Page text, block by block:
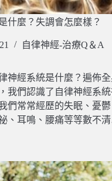
什麼？失調會怎麼樣？
自律神經-治療Q＆A
神經系統是什麼？遍佈
我們認識了自律神經系
們常常經歷的失眠、憂
、耳鳴、腰痛等等數不